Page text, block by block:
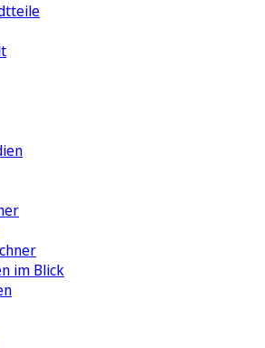
im Blick